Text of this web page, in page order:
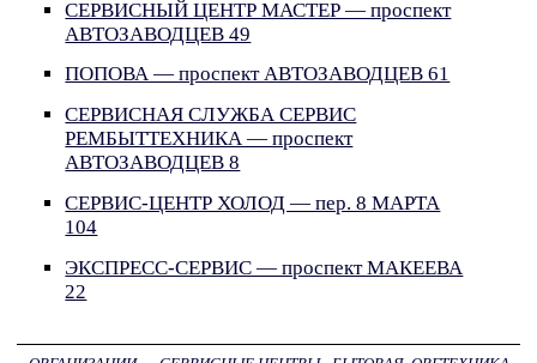
СЕРВИСНЫЙ ЦЕНТР МАСТЕР — проспект
АВТОЗАВОДЦЕВ 49
ПОПОВА — проспект АВТОЗАВОДЦЕВ 61
СЕРВИСНАЯ СЛУЖБА СЕРВИС
РЕМБЫТТЕХНИКА — проспект
АВТОЗАВОДЦЕВ 8
СЕРВИС-ЦЕНТР ХОЛОД — пер. 8 МАРТА
104
ЭКСПРЕСС-СЕРВИС — проспект МАКЕЕВА
22